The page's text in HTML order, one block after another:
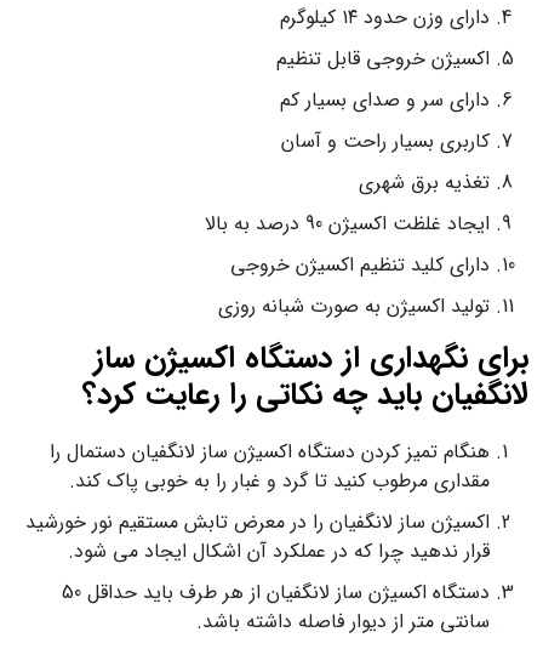
دارای وزن حدود ۱۴ کیلوگرم
اکسیژن خروجی قابل تنظیم
دارای سر و صدای بسیار کم
کاربری بسیار راحت و آسان
تغذیه برق شهری
ایجاد غلظت اکسیژن 90 درصد به بالا
دارای کلید تنظیم اکسیژن خروجی
تولید اکسیژن به صورت شبانه روزی
برای نگهداری از دستگاه اکسیژن ساز
لانگفیان باید چه نکاتی را رعایت کرد؟
هنگام تمیز کردن دستگاه اکسیژن ساز لانگفیان دستمال را
مقداری مرطوب کنید تا گرد و غبار را به خوبی پاک کند.
اکسیژن ساز لانگفیان را در معرض تابش مستقیم نور خورشید
قرار ندهید چرا که در عملکرد آن اشکال ایجاد می شود.
دستگاه اکسیژن ساز لانگفیان از هر طرف باید حداقل 50
سانتی متر از دیوار فاصله داشته باشد.